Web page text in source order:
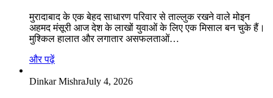
मुरादाबाद के एक बेहद साधारण परिवार से ताल्लुक रखने वाले मोइन
अहमद मंसूरी आज देश के लाखों युवाओं के लिए एक मिसाल बन चुके हैं।
मुश्किल हालात और लगातार असफलताओं…
और पढ़ें
Dinkar MishraJuly 4, 2026